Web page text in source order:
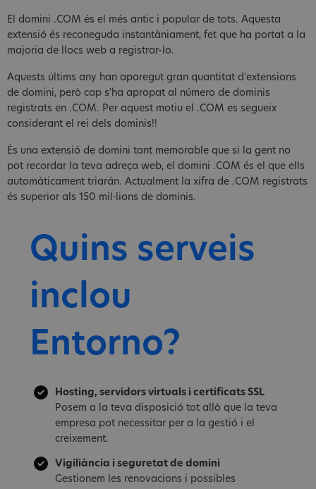
El domini .COM és el més antic i popular de tots. Aquesta
extensió és reconeguda instantàniament, fet que ha portat a la
majoria de llocs web a registrar-lo.
Aquests últims any han aparegut gran quantitat d'extensions
de domini, però cap s'ha apropat al número de dominis
registrats en .COM. Per aquest motiu el .COM es segueix
considerant el rei dels dominis!!
És una extensió de domini tant memorable que si la gent no
pot recordar la teva adreça web, el domini .COM és el que ells
automàticament triarán. Actualment la xifra de .COM registrats
és superior als 150 mil·lions de dominis.
Quins serveis
inclou
Entorno?
Hosting, servidors virtuals i certificats SSL
Posem a la teva disposició tot allò que la teva
empresa pot necessitar per a la gestió i el
creixement.
Vigiliància i seguretat de domini
Gestionem les renovacions i possibles